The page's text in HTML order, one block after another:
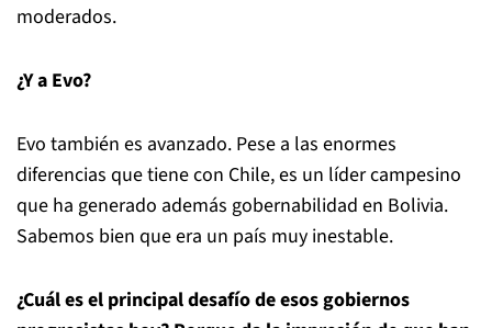
moderados.
¿Y a Evo?
Evo también es avanzado. Pese a las enormes
diferencias que tiene con Chile, es un líder campesino
que ha generado además gobernabilidad en Bolivia.
Sabemos bien que era un país muy inestable.
¿Cuál es el principal desafío de esos gobiernos